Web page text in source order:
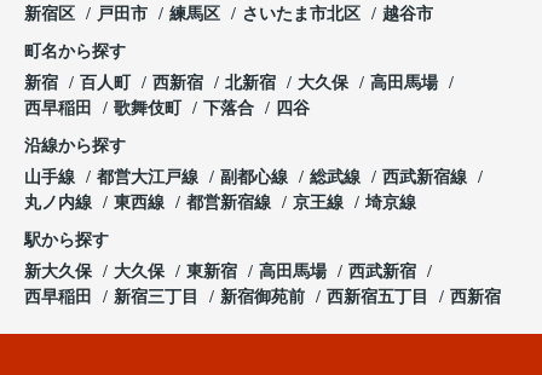
新宿区
戸田市 練馬区 さいたま市北区 越谷市
町名から探す
新宿
百人町 西新宿 北新宿 大久保
高田馬場
西早稲田
歌舞伎町 下落合 四谷
沿線から探す
山手線
都営大江戸線 副都心線 総武線
西武新宿線
丸ノ内線
東西線 都営新宿線 京王線 埼京線
駅から探す
新大久保
大久保 東新宿 高田馬場
西武新宿
西早稲田
新宿三丁目 新宿御苑前 西新宿五丁目 西新宿